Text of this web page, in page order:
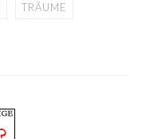
TRÄUME